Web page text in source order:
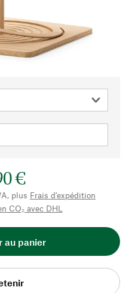
€
plus Frais d'expédition
CO₂ avec DHL
au panier